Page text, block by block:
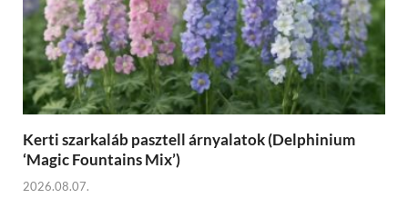
Kerti szarkaláb pasztell árnyalatok (Delphinium
‘Magic Fountains Mix’)
2026.08.07.